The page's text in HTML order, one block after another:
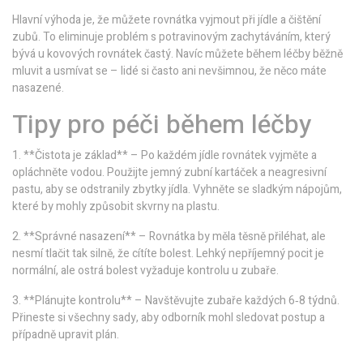
Hlavní výhoda je, že můžete rovnátka vyjmout při jídle a čištění
zubů. To eliminuje problém s potravinovým zachytáváním, který
bývá u kovových rovnátek častý. Navíc můžete během léčby běžně
mluvit a usmívat se – lidé si často ani nevšimnou, že něco máte
nasazené.
Tipy pro péči během léčby
1. **Čistota je základ** – Po každém jídle rovnátek vyjměte a
opláchněte vodou. Použijte jemný zubní kartáček a neagresivní
pastu, aby se odstranily zbytky jídla. Vyhněte se sladkým nápojům,
které by mohly způsobit skvrny na plastu.
2. **Správné nasazení** – Rovnátka by měla těsně přiléhat, ale
nesmí tlačit tak silně, že cítíte bolest. Lehký nepříjemný pocit je
normální, ale ostrá bolest vyžaduje kontrolu u zubaře.
3. **Plánujte kontrolu** – Navštěvujte zubaře každých 6‑8 týdnů.
Přineste si všechny sady, aby odborník mohl sledovat postup a
případně upravit plán.